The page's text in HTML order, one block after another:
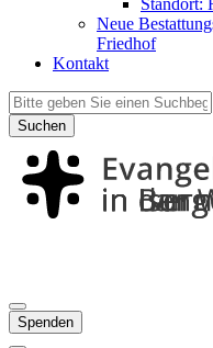
Neue
Friedhof
Kontakt
Suchen
Spenden